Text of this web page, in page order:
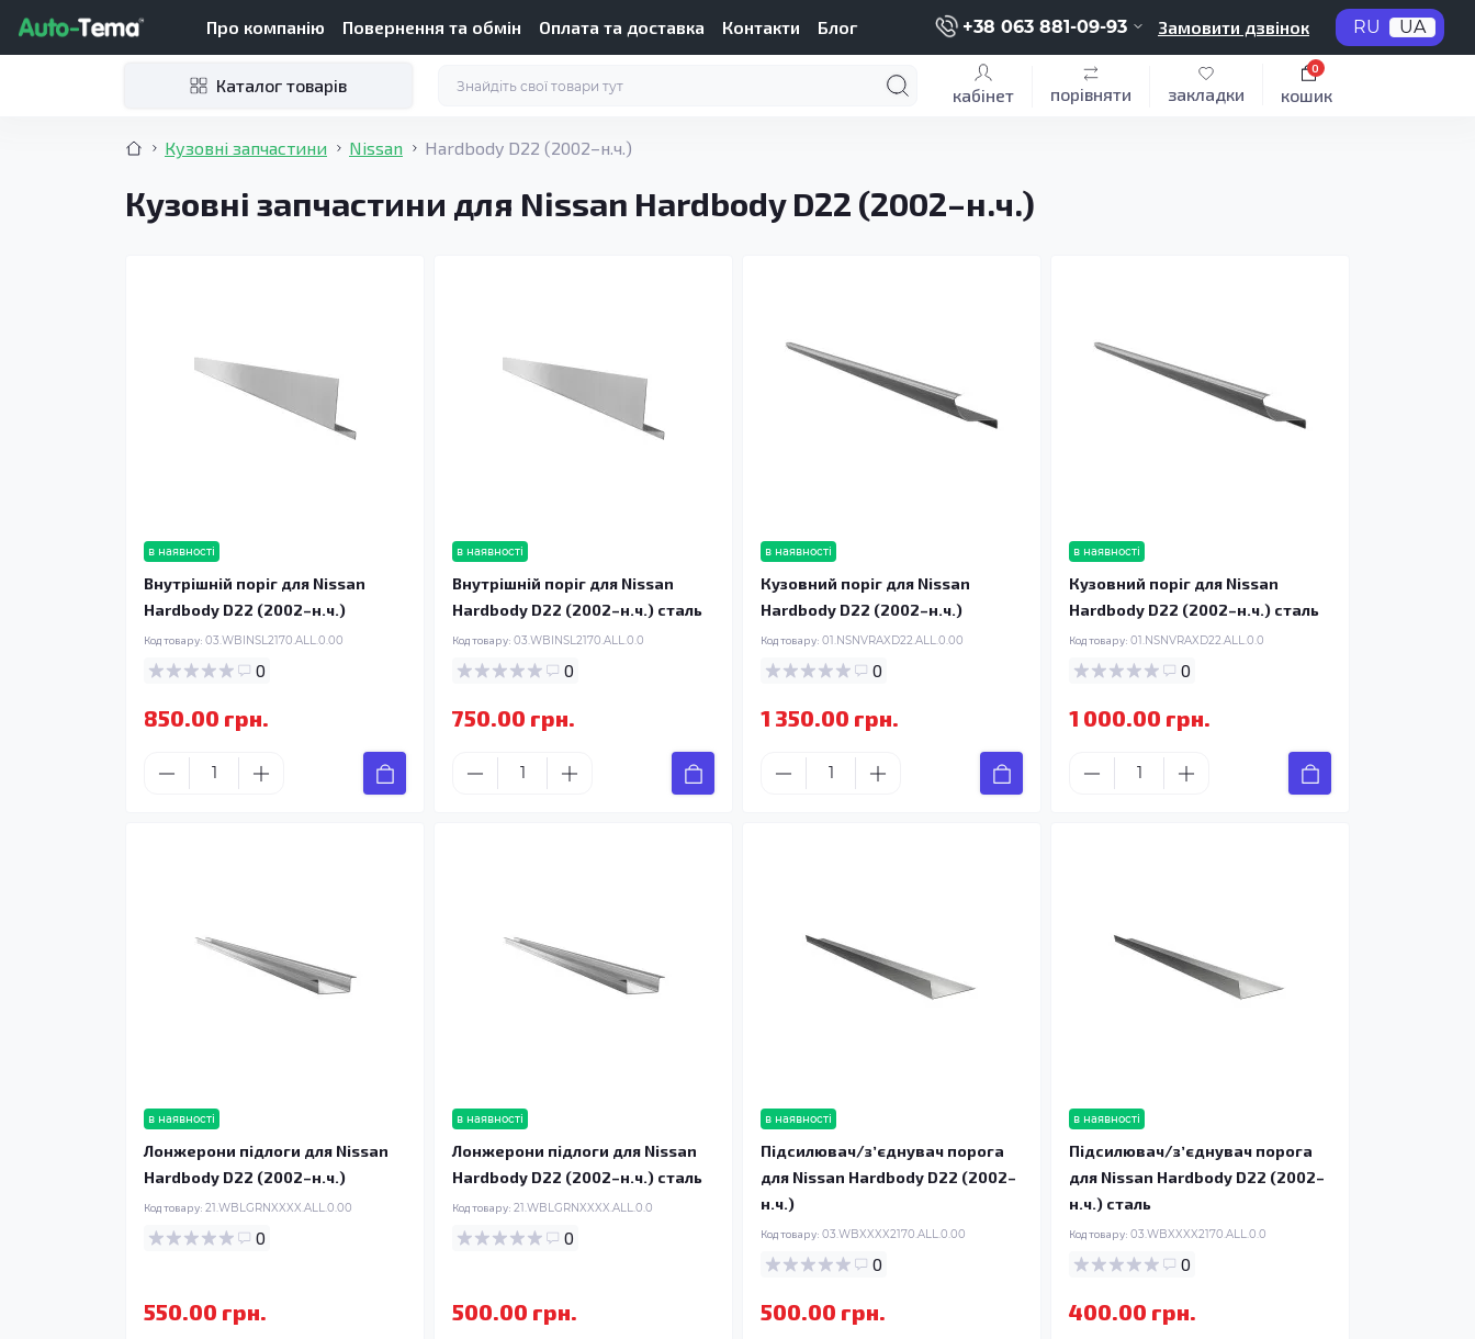
Про компанію Повернення та обмін Оплата та доставка Контакти Блог +38 063 881-09-93 Замовити дзвінок RU UA
Каталог товарів кабінет порівняти закладки кошик
0
Кузовні запчастини Nissan Hardbody D22 (2002–н.ч.)
Кузовні запчастини для Nissan Hardbody D22 (2002–н.ч.)
в наявності
Внутрішній поріг для Nissan
Hardbody D22 (2002–н.ч.)
Код товару: 03.WBINSL2170.ALL.0.00
0
850.00 грн.
в наявності
Внутрішній поріг для Nissan
Hardbody D22 (2002–н.ч.) сталь
Код товару: 03.WBINSL2170.ALL.0.0
0
750.00 грн.
в наявності
Кузовний поріг для Nissan
Hardbody D22 (2002–н.ч.)
Код товару: 01.NSNVRAXD22.ALL.0.00
0
1 350.00 грн.
в наявності
Кузовний поріг для Nissan
Hardbody D22 (2002–н.ч.) сталь
Код товару: 01.NSNVRAXD22.ALL.0.0
0
1 000.00 грн.
в наявності
Лонжерони підлоги для Nissan
Hardbody D22 (2002–н.ч.)
Код товару: 21.WBLGRNXXXX.ALL.0.00
0
550.00 грн.
в наявності
Лонжерони підлоги для Nissan
Hardbody D22 (2002–н.ч.) сталь
Код товару: 21.WBLGRNXXXX.ALL.0.0
0
500.00 грн.
в наявності
Підсилювач/зʼєднувач порога
для Nissan Hardbody D22 (2002–
н.ч.)
Код товару: 03.WBXXXX2170.ALL.0.00
0
500.00 грн.
в наявності
Підсилювач/зʼєднувач порога
для Nissan Hardbody D22 (2002–
н.ч.) сталь
Код товару: 03.WBXXXX2170.ALL.0.0
0
400.00 грн.